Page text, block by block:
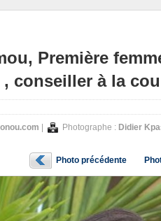
Première
conseiller à la
Photographe : Didier
Photo précédente